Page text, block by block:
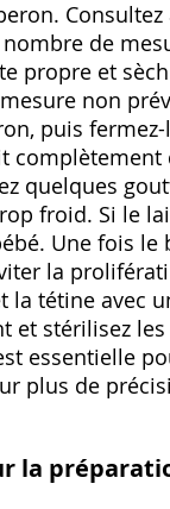
de
propre et
non
puis
quelques
froid. Si le
Une fois
la
la tétine avec
et stérilisez
essentielle
plus de
la